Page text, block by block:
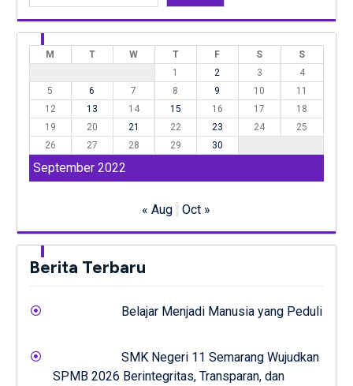
September 2022
M T W T F S
S
1
2 3
4
5
6 7 8 9 10
11
12
13 14 15 16 17
18
19
20 21 22 23 24
25
26
27 28 29 30
« Aug Oct »
Berita Terbaru
Belajar Menjadi Manusia yang Peduli
SMK Negeri 11 Semarang Wujudkan
SPMB 2026 Berintegritas, Transparan, dan